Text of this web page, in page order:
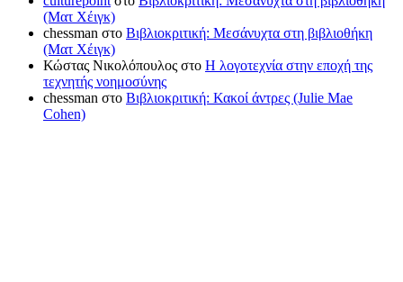
(Ματ Χέιγκ)
chessman στο Βιβλιοκριτική: Μεσάνυχτα στη βιβλιοθήκη
(Ματ Χέιγκ)
Κώστας Νικολόπουλος στο Η λογοτεχνία στην εποχή της
τεχνητής νοημοσύνης
chessman στο Βιβλιοκριτική: Κακοί άντρες (Julie Mae
Cohen)